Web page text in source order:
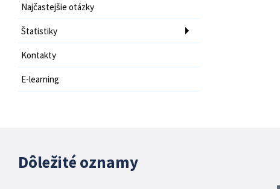
Najčastejšie otázky
Štatistiky
Kontakty
E-learning
Dôležité oznamy